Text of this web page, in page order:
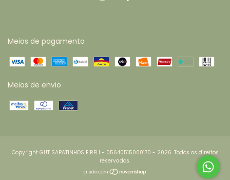
Meios de pagamento
Meios de envio
Copyright GUT SAPATINHOS EIRELI - 05640515000170 - 2026. Todos os direitos
reservados.